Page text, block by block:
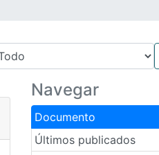
Navegar
Documento
Últimos publicados